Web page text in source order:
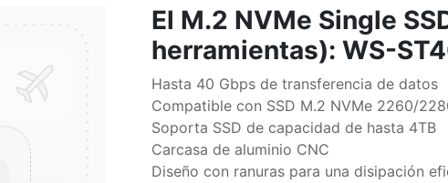
El M.2 NVMe Single
herramientas): WS-
Hasta 40 Gbps de transferencia de datos
Compatible con SSD M.2 NVMe 2260/
Soporta SSD de capacidad de hasta 4TB
Carcasa de aluminio CNC
Diseño con ranuras para una disipación